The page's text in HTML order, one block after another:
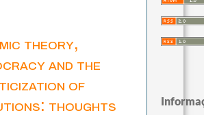
theory,
and the
of
thoughts